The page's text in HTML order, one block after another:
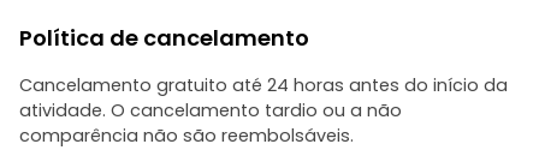
Política de cancelamento
Cancelamento gratuito até 24 horas antes do início da
atividade. O cancelamento tardio ou a não
comparência não são reembolsáveis.